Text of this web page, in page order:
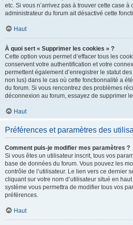
etc. Si vous n’arrivez pas à trouver cette case à
administrateur du forum ait désactivé cette
Haut
À quoi sert « Supprimer les cookies » ?
Cette option vous permet d’effacer tous les
conservent votre authentification et votre
permettent également d’enregistrer le statut
non lus) dans le cas où cette fonctionnalité a
du forum. Si vous rencontrez des problèmes
déconnexion au forum, essayez de supprimer
Haut
Préférences et paramètres des
Comment puis-je modifier mes paramètres ?
Si vous êtes un utilisateur inscrit, tous vos
base de données du forum. Vous pouvez les
contrôle de l’utilisateur. Le lien vers ce dernier
cliquant sur votre nom d’utilisateur situé en
système vous permettra de modifier tous vos
préférences.
Haut